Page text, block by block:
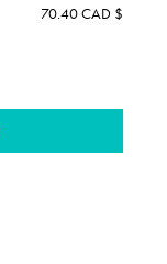
70.40 CAD $